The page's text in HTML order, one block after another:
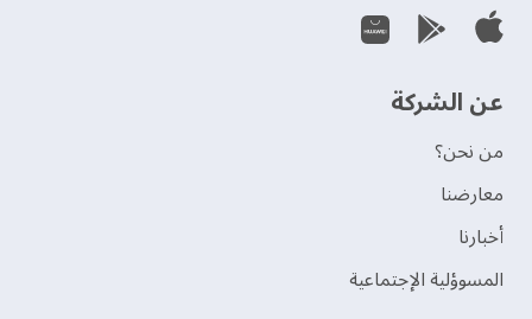
عن الشركة
من نحن؟
‫معارضنا‬
‫أخبارنا‬
المسوؤلية الإجتماعية